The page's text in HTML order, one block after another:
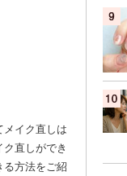
メイク直しは
直しができ
る方法をご紹